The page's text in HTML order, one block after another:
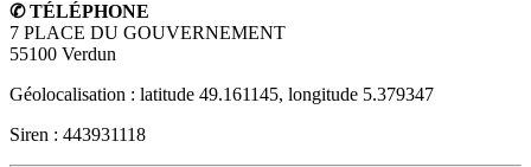
✆ TÉLÉPHONE
7 PLACE DU GOUVERNEMENT
55100 Verdun
Géolocalisation : latitude 49.161145, longitude 5.379347
Siren : 443931118